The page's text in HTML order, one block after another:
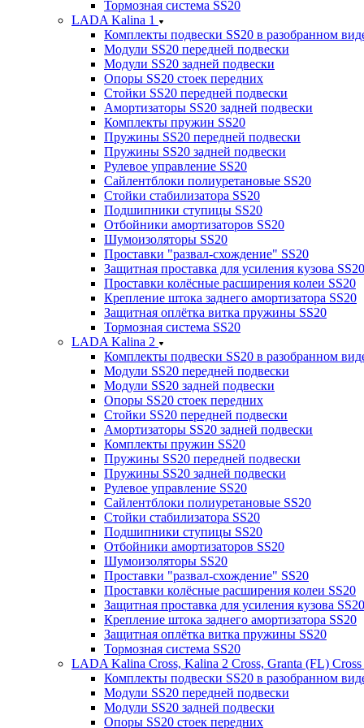
Тормозная система SS20
LADA Kalina 1
Комплекты подвески SS20 в разобранном
Модули SS20 передней подвески
Модули SS20 задней подвески
Опоры SS20 стоек передних
Стойки SS20 передней подвески
Амортизаторы SS20 задней подвески
Комплекты пружин SS20
Пружины SS20 передней подвески
Пружины SS20 задней подвески
Рулевое управление SS20
Сайлентблоки полиуретановые SS20
Стойки стабилизатора SS20
Подшипники ступицы SS20
Отбойники амортизаторов SS20
Шумоизоляторы SS20
Проставки "развал-схождение" SS20
Защитная проставка для усиления кузова SS20
Проставки колёсные расширения колеи SS20
Крепление штока заднего амортизатора SS20
Защитная оплётка витка пружины SS20
Тормозная система SS20
LADA Kalina 2
Комплекты подвески SS20 в разобранном
Модули SS20 передней подвески
Модули SS20 задней подвески
Опоры SS20 стоек передних
Стойки SS20 передней подвески
Амортизаторы SS20 задней подвески
Комплекты пружин SS20
Пружины SS20 передней подвески
Пружины SS20 задней подвески
Рулевое управление SS20
Сайлентблоки полиуретановые SS20
Стойки стабилизатора SS20
Подшипники ступицы SS20
Отбойники амортизаторов SS20
Шумоизоляторы SS20
Проставки "развал-схождение" SS20
Проставки колёсные расширения колеи SS20
Защитная проставка для усиления кузова SS20
Крепление штока заднего амортизатора SS20
Защитная оплётка витка пружины SS20
Тормозная система SS20
LADA Kalina Cross, Kalina 2 Cross, Granta (FL) Cross
Комплекты подвески SS20 в разобранном
Модули SS20 передней подвески
Модули SS20 задней подвески
Опоры SS20 стоек передних